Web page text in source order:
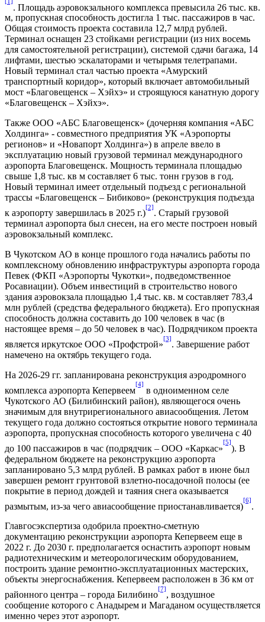
. Площадь аэровокзального комплекса превысила 26 тыс. кв.
м, пропускная способность достигла 1 тыс. пассажиров в час.
Общая стоимость проекта составила 12,7 млрд рублей.
Терминал оснащен 23 стойками регистрации (из них восемь
для самостоятельной регистрации), системой сдачи багажа, 14
лифтами, шестью эскалаторами и четырьмя телетрапами.
Новый терминал стал частью проекта «Амурский
транспортный коридор», который включает автомобильный
мост «Благовещенск – Хэйхэ» и строящуюся канатную дорогу
«Благовещенск – Хэйхэ».
Также ООО «АБС Благовещенск» (дочерняя компания «АБС
Холдинга» - совместного предприятия УК «Аэропорты
регионов» и «Новапорт Холдинга») в апреле ввело в
эксплуатацию новый грузовой терминал международного
аэропорта Благовещенск. Мощность терминала площадью
свыше 1,8 тыс. кв м составляет 6 тыс. тонн грузов в год.
Новый терминал имеет отдельный подъезд с региональной
трассы «Благовещенск – Бибиково» (реконструкция подъезда
к аэропорту завершилась в 2025 г.)
[2]
. Старый грузовой
терминал аэропорта был снесен, на его месте построен новый
аэровокзальный комплекс.
В Чукотском АО в конце прошлого года начались работы по
комплексному обновлению инфраструктуры аэропорта города
Певек (ФКП «Аэропорты Чукотки», подведомственное
Росавиации). Объем инвестиций в строительство нового
здания аэровокзала площадью 1,4 тыс. кв. м составляет 783,4
млн рублей (средства федерального бюджета). Его пропускная
способность должна составить до 100 человек в час (в
настоящее время – до 50 человек в час). Подрядчиком проекта
является иркутское ООО «Профстрой»
[3]
. Завершение работ
намечено на октябрь текущего года.
На 2026-29 гг. запланирована реконструкция аэродромного
комплекса аэропорта Кепервеем
[4]
в одноименном селе
Чукотского АО (Билибинский район), являющегося очень
значимым для внутрирегионального авиасообщения. Летом
текущего года должно состояться открытие нового терминала
аэропорта, пропускная способность которого увеличена с 40
до 100 пассажиров в час (подрядчик – ООО «Каркас»
[5]
). В
федеральном бюджете на реконструкцию аэропорта
запланировано 5,3 млрд рублей. В рамках работ в июне был
завершен ремонт грунтовой взлетно-посадочной полосы (ее
покрытие в период дождей и таяния снега оказывается
размытым, из-за чего авиасообщение приостанавливается)
[6]
Главгосэкспертиза одобрила проектно-сметную
документацию реконструкции аэропорта Кепервеем еще в
2022 г. До 2030 г. предполагается оснастить аэропорт новым
радиотехническим и метеорологическим оборудованием,
построить здание ремонтно-эксплуатационных мастерских,
объекты энергоснабжения. Кепервеем расположен в 36 км от
районного центра – города Билибино
[7]
, воздушное
сообщение которого с Анадырем и Магаданом осуществляется
именно через этот аэропорт.